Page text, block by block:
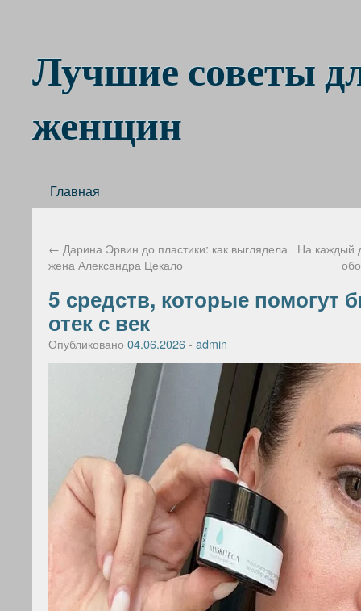
Лучшие советы
женщин
Главная
← Дарина Эрвин до пластики: как выглядела
жена Александра Цекало
На каждый
5 средств, которые помогут
отек с век
Опубликовано 04.06.2026- admin